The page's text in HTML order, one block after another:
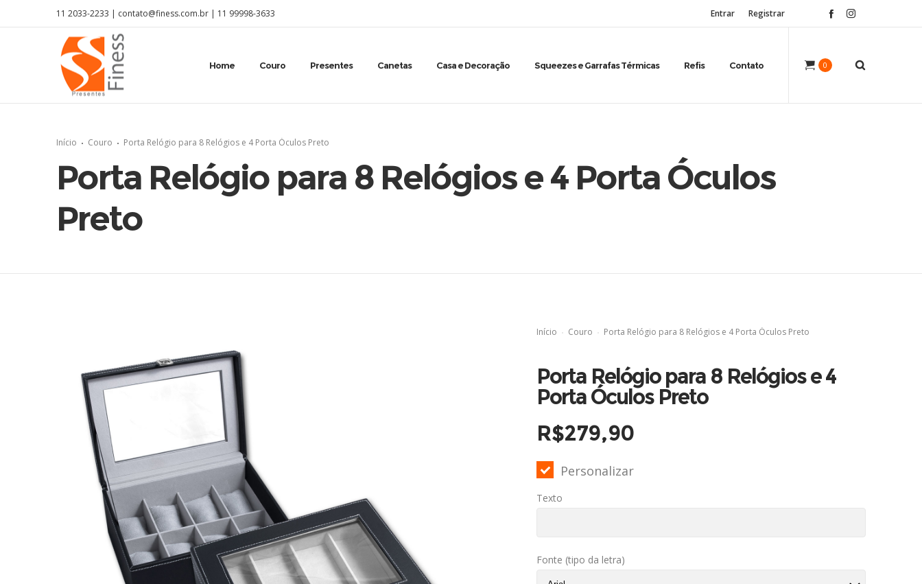
11 2033-2233 | contato@finess.com.br | 11 99998-3633 Entrar Registrar
0
Home Couro Presentes Canetas Casa e Decoração Squeezes e Garrafas Térmicas Refis Contato
Início Couro Porta Relógio para 8 Relógios e 4 Porta Óculos Preto
Porta Relógio para 8 Relógios e 4 Porta Óculos
Preto
Início Couro Porta Relógio para 8 Relógios e 4 Porta Óculos Preto
Porta Relógio para 8 Relógios e 4
Porta Óculos Preto
R$279,90
Personalizar
Texto
Fonte (tipo da letra)